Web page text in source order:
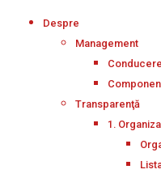
Despre
Management
Transparenţă
1.